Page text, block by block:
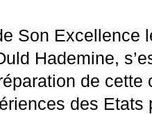
Son Excellence
Hademine,
de cette
des Etats